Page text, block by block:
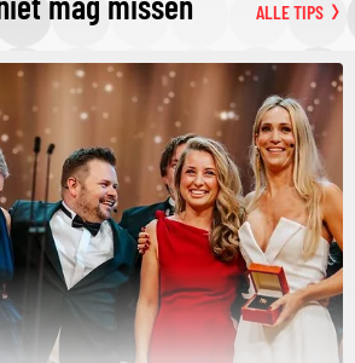
ALLE TIPS